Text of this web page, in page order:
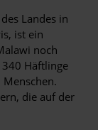
Landes in
ist ein
noch
Häftlinge
die auf der